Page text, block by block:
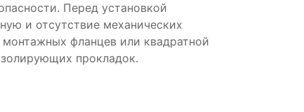
Перед установкой
и отсутствие механических
фланцев или квадратной
прокладок.